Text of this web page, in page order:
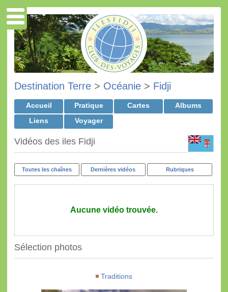
Destination Terre > Océanie > Fidji
Accueil Pratique Cartes
Albums
Liens
Voyager
Vidéos des iles Fidji
Toutes les chaînes Dernières vidéos Rubriques
Aucune vidéo trouvée.
Sélection photos
Traditions